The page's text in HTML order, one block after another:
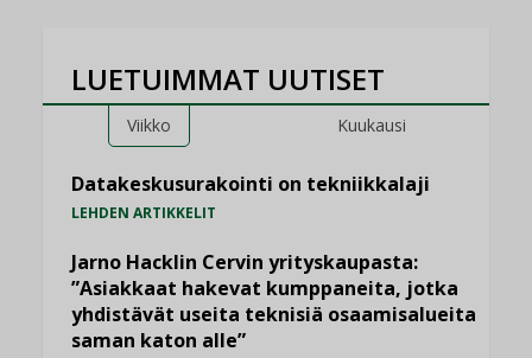
LUETUIMMAT UUTISET
Viikko Kuukausi
Datakeskusurakointi on tekniikkalaji
LEHDEN ARTIKKELIT
Jarno Hacklin Cervin yrityskaupasta:
”Asiakkaat hakevat kumppaneita, jotka
yhdistävät useita teknisiä osaamisalueita
saman katon alle”